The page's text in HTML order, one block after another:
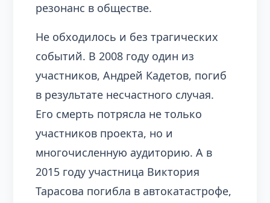
резонанс в обществе.
Не обходилось и без трагических
событий. В 2008 году один из
участников, Андрей Кадетов, погиб
в результате несчастного случая.
Его смерть потрясла не только
участников проекта, но и
многочисленную аудиторию. А в
2015 году участница Виктория
Тарасова погибла в автокатастрофе,